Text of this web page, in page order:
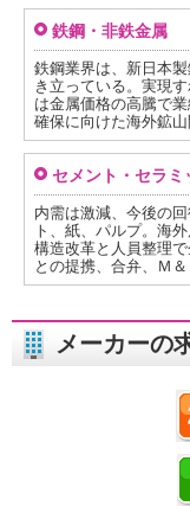
鉄鋼・非鉄金属
鉄鋼業界は、新日本
き立っている。実現
は金属価格の高騰で
確保に向けた海外鉱山
セメント・セラミ
内需は激減、今後の
ト、紙、パルプ。海
構造改革と人員整理
との提携、合弁、Ｍ
メーカーの